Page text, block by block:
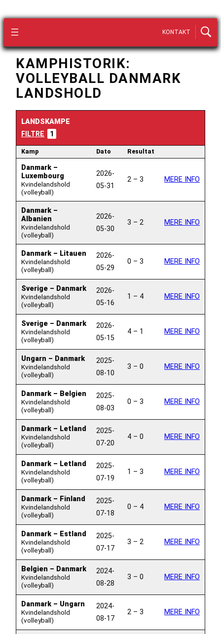
KONTAKT
KAMPHISTORIK:
VOLLEYBALL DANMARK
LANDSHOLD
LANDSKAMPE
FILTRE
1
Kamp Dato Resultat
Danmark –
Luxembourg
Kvindelandshold
(volleyball)
2026-
05-31
2 – 3 MERE INFO
Danmark –
Albanien
Kvindelandshold
(volleyball)
2026-
05-30
3 – 2 MERE INFO
Danmark – Litauen
Kvindelandshold
(volleyball)
2026-
05-29
0 – 3 MERE INFO
Sverige – Danmark
Kvindelandshold
(volleyball)
2026-
05-16
1 – 4 MERE INFO
Sverige – Danmark
Kvindelandshold
(volleyball)
2026-
05-15
4 – 1 MERE INFO
Ungarn – Danmark
Kvindelandshold
(volleyball)
2025-
08-10
3 – 0 MERE INFO
Danmark – Belgien
Kvindelandshold
(volleyball)
2025-
08-03
0 – 3 MERE INFO
Danmark – Letland
Kvindelandshold
(volleyball)
2025-
07-20
4 – 0 MERE INFO
Danmark – Letland
Kvindelandshold
(volleyball)
2025-
07-19
1 – 3 MERE INFO
Danmark – Finland
Kvindelandshold
(volleyball)
2025-
07-18
0 – 4 MERE INFO
Danmark – Estland
Kvindelandshold
(volleyball)
2025-
07-17
3 – 2 MERE INFO
Belgien – Danmark
Kvindelandshold
(volleyball)
2024-
08-28
3 – 0 MERE INFO
Danmark – Ungarn
Kvindelandshold
(volleyball)
2024-
08-17
2 – 3 MERE INFO